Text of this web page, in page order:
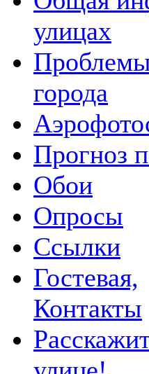
улицах
города
Прогноз
Обои
Опросы
Ссылки
Гостевая,
Контакты